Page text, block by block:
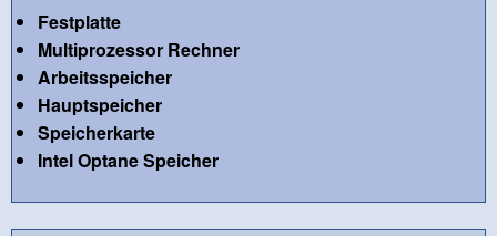
Festplatte
Multiprozessor Rechner
Arbeitsspeicher
Hauptspeicher
Speicherkarte
Intel Optane Speicher